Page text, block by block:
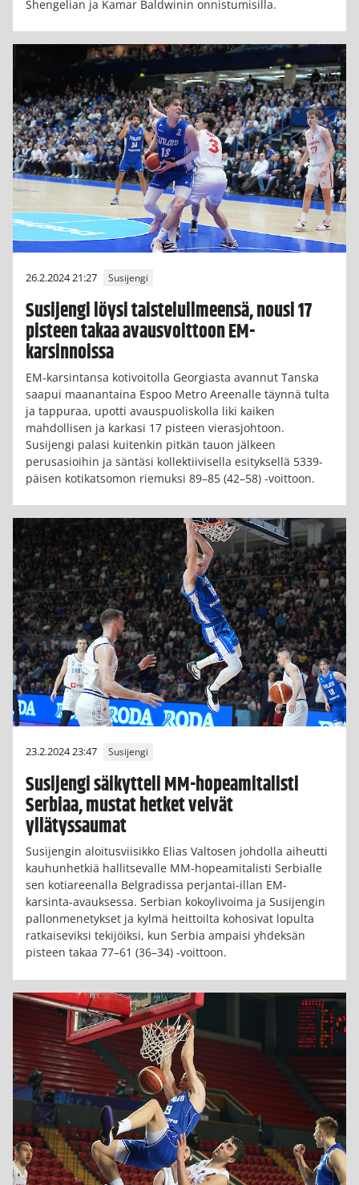
Shengelian ja Kamar Baldwinin onnistumisilla.
26.2.2024 21:27 Susijengi
Susijengi löysi taisteluilmeensä, nousi 17
pisteen takaa avausvoittoon EM-
karsinnoissa
EM-karsintansa kotivoitolla Georgiasta avannut Tanska
saapui maanantaina Espoo Metro Areenalle täynnä tulta
ja tappuraa, upotti avauspuoliskolla liki kaiken
mahdollisen ja karkasi 17 pisteen vierasjohtoon.
Susijengi palasi kuitenkin pitkän tauon jälkeen
perusasioihin ja säntäsi kollektiivisella esityksellä 5339-
päisen kotikatsomon riemuksi 89–85 (42–58) -voittoon.
23.2.2024 23:47 Susijengi
Susijengi säikytteli MM-hopeamitalisti
Serbiaa, mustat hetket veivät
yllätyssaumat
Susijengin aloitusviisikko Elias Valtosen johdolla aiheutti
kauhunhetkiä hallitsevalle MM-hopeamitalisti Serbialle
sen kotiareenalla Belgradissa perjantai-illan EM-
karsinta-avauksessa. Serbian kokoylivoima ja Susijengin
pallonmenetykset ja kylmä heittoilta kohosivat lopulta
ratkaiseviksi tekijöiksi, kun Serbia ampaisi yhdeksän
pisteen takaa 77–61 (36–34) -voittoon.